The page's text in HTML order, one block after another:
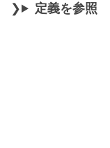
定義を参照